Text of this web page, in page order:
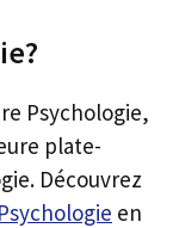
Psychologie,
plate-
Découvrez
en